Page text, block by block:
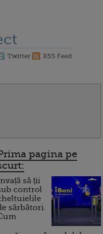
Twitter RSS Feed
pagina pe
să ții
control
sărbători.